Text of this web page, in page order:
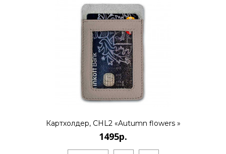
Картхолдер, CHL2 «Autumn flowers »
1495р.